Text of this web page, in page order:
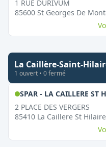
1 RUE DURIVUM
85600 St Georges De
La Caillère-Saint-
1 ouvert • 0fermé
SPAR - LA CAILLERE ST
2 PLACE DES VERGERS
85410 La Caillere St Hilaire